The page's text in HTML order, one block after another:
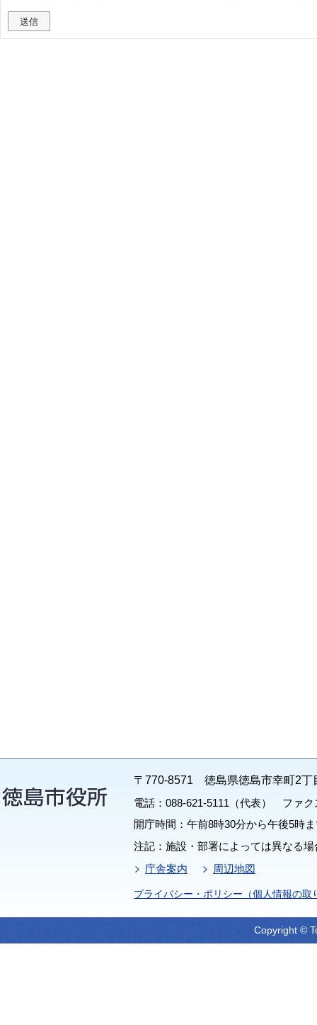
〒770-8571 徳島県徳島市幸町2丁
電話：088-621-5111（代表） ファク
開庁時間：午前8時30分から午後5時
注記：施設・部署によっては異なる
庁舎案内
周辺地図
プライバシー・ポリシー（個人情報の取
Copyright ©